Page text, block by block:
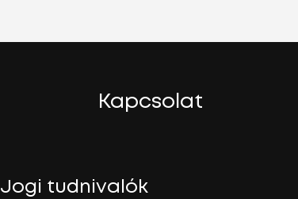
Kapcsolat
Jogi tudnivalók